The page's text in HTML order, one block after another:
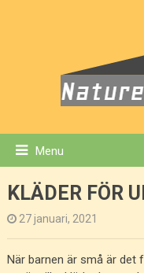
Menu
KLÄDER FÖR
27 januari, 2021
När barnen är små är det